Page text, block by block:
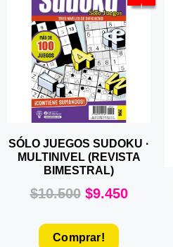
!
SÓLO JUEGOS SUDOKU ·
MULTINIVEL (REVISTA
BIMESTRAL)
$10.500 $9.450
Comprar!